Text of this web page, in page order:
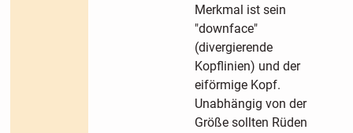
Merkmal ist sein
"downface"
(divergierende
Kopflinien) und der
eiförmige Kopf.
Unabhängig von der
Größe sollten Rüden